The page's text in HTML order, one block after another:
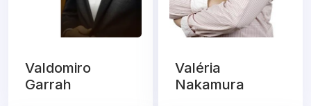
Valdomiro
Garrah
Valéria
Nakamura